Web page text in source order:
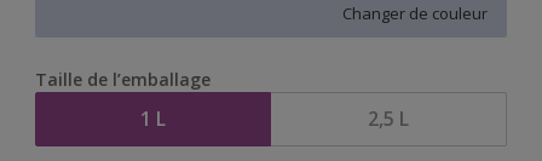
Changer de couleur
Taille de l’emballage
1 L 2,5 L